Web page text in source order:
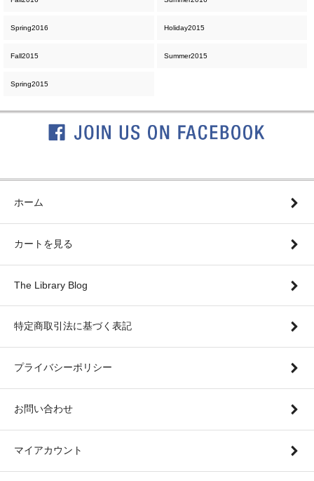
Spring2016 Holiday2015
Fall2015 Summer2015
Spring2015
ホーム
カートを見る
The Library Blog
特定商取引法に基づく表記
プライバシーポリシー
お問い合わせ
マイアカウント